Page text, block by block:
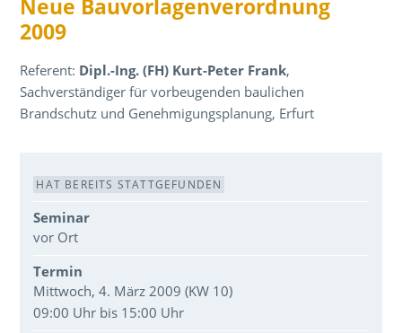
Neue Bauvorlagenverordnung
2009
Referent: Dipl.-Ing. (FH) Kurt-Peter Frank,
Sachverständiger für vorbeugenden baulichen
Brandschutz und Genehmigungsplanung, Erfurt
Veranstaltungsdaten
HAT BEREITS STATTGEFUNDEN
Seminar
vor Ort
Termin
Mittwoch, 4. März 2009 (KW 10)
09:00 Uhr bis 15:00 Uhr